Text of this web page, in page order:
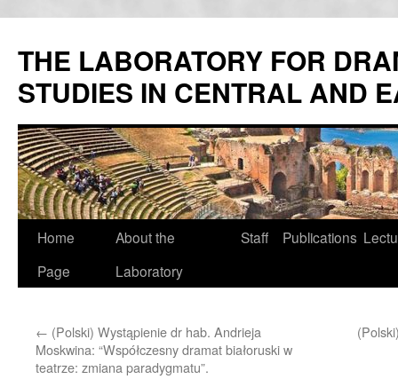
content
THE LABORATORY FOR
STUDIES IN CENTRAL AND
Home
Page
About the
Laboratory
Staff Publications
← (Polski) Wystąpienie dr hab. Andrieja
Moskwina: “Współczesny dramat białoruski w
teatrze: zmiana paradygmatu”.